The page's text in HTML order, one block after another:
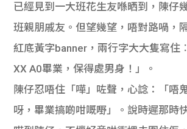
已經見到一大班花生友喺晒到，陳仔
班親朋戚友。但望幾望，唔對路喎，
紅底黃字banner，兩行字大大隻寫住
XX A0畢業，保得處男身！」。
陳仔忍唔住「嘩」咗聲，心諗：「唔
呀，畢業搞啲咁嘅嘢」。說時遲那時